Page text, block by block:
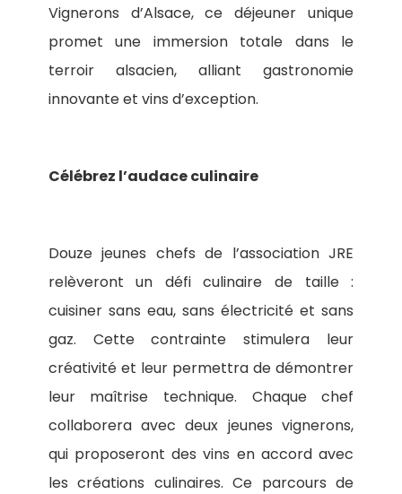
Vignerons d’Alsace, ce déjeuner unique
promet une immersion totale dans le
terroir alsacien, alliant gastronomie
innovante et vins d’exception.
Célébrez l’audace culinaire
Douze jeunes chefs de l’association JRE
relèveront un défi culinaire de taille :
cuisiner sans eau, sans électricité et sans
gaz. Cette contrainte stimulera leur
créativité et leur permettra de démontrer
leur maîtrise technique. Chaque chef
collaborera avec deux jeunes vignerons,
qui proposeront des vins en accord avec
les créations culinaires. Ce parcours de